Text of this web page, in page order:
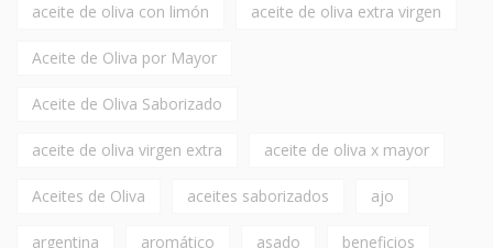
aceite de oliva con limón aceite de oliva extra virgen
Aceite de Oliva por Mayor
Aceite de Oliva Saborizado
aceite de oliva virgen extra aceite de oliva x mayor
Aceites de Oliva aceites saborizados ajo
argentina aromático asado beneficios